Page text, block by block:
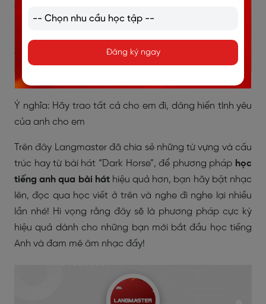
Cụm từ: “The palm of your hand” theo nghĩa đen có
nghĩa là nằm trong lòng bàn tay, còn trong bài hát
này, hiểu sâu hơn sẽ là chàng trai có được tất cả niềm
tin và tình yêu của cô gái.
Ý nghĩa: Hãy trao tất cả cho em đi, dâng hiến tình yêu
của anh cho em
Trên đây Langmaster đã chia sẻ những từ vựng và cấu
trúc hay từ bài hát “Dark Horse”, để phương pháp học
tiếng anh qua bài háthiệu quả hơn, bạn hãy bật nhạc
lên, đọc qua học viết ở trên và nghe đi nghe lại nhiều
lần nhé! Hi vọng rằng đây sẽ là phương pháp cực kỳ
hiệu quả dành cho những bạn mới bắt đầu học tiếng
Anh và đam mê âm nhạc đấy!
Đăng ký ngay